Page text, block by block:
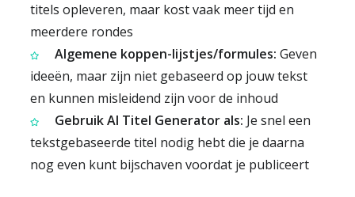
titels opleveren, maar kost vaak meer tijd en
meerdere rondes
Algemene koppen-lijstjes/formules: Geven
ideeën, maar zijn niet gebaseerd op jouw tekst
en kunnen misleidend zijn voor de inhoud
Gebruik AI Titel Generator als: Je snel een
tekstgebaseerde titel nodig hebt die je daarna
nog even kunt bijschaven voordat je publiceert